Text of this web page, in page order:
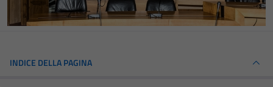
INDICE DELLA PAGINA